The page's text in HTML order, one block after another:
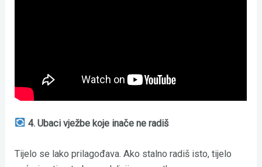
4. Ubaci vježbe koje inače ne radiš
Tijelo se lako prilagođava. Ako stalno radiš isto, tijelo